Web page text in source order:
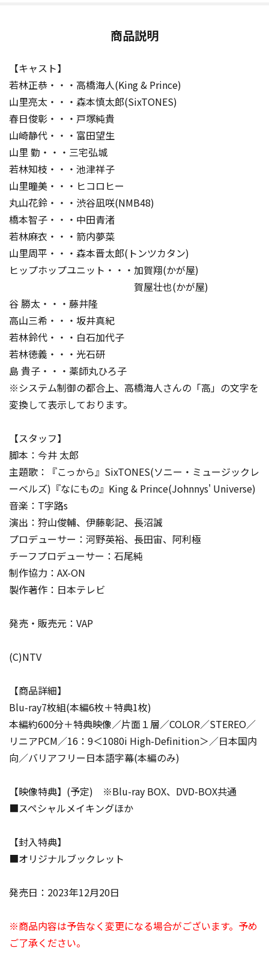
商品説明
【キャスト】
若林正恭・・・高橋海人(King & Prince)
山里亮太・・・森本慎太郎(SixTONES)
春日俊彰・・・戸塚純貴
山崎静代・・・富田望生
山里 勤・・・三宅弘城
若林知枝・・・池津祥子
山里瞳美・・・ヒコロヒー
丸山花鈴・・・渋谷凪咲(NMB48)
橋本智子・・・中田青渚
若林麻衣・・・箭内夢菜
山里周平・・・森本晋太郎(トンツカタン)
ヒップホップユニット・・・加賀翔(かが屋)
賀屋壮也(かが屋)
谷 勝太・・・藤井隆
高山三希・・・坂井真紀
若林鈴代・・・白石加代子
若林徳義・・・光石研
島 貴子・・・薬師丸ひろ子
※システム制御の都合上、高橋海人さんの「高」の文字を
変換して表示しております。
【スタッフ】
脚本：今井 太郎
主題歌：『こっから』SixTONES(ソニー・ミュージックレ
ーベルズ)『なにもの』King & Prince(Johnnys' Universe)
音楽：T字路s
演出：狩山俊輔、伊藤彰記、長沼誠
プロデューサー：河野英裕、長田宙、阿利極
チーフプロデューサー：石尾純
制作協力：AX-ON
製作著作：日本テレビ
発売・販売元：VAP
(C)NTV
【商品詳細】
Blu-ray7枚組(本編6枚＋特典1枚)
本編約600分＋特典映像／片面１層／COLOR／STEREO／
リニアPCM／16：9＜1080i High-Definition＞／日本国内
向／バリアフリー日本語字幕(本編のみ)
【映像特典】(予定) ※Blu-ray BOX、DVD-BOX共通
■スペシャルメイキングほか
【封入特典】
■オリジナルブックレット
発売日：2023年12月20日
※商品内容は予告なく変更になる場合がございます。予め
ご了承ください。